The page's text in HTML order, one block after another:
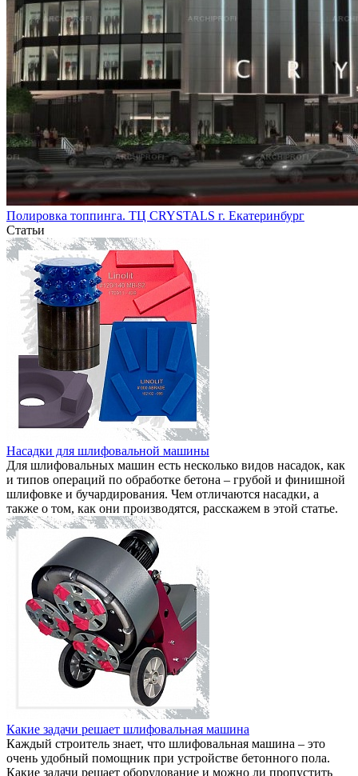
Полировка топпинга. ТЦ CRYSTALS г. Екатеринбург
Статьи
Насадки для шлифовальной машины
Для шлифовальных машин есть несколько видов насадок, как
и типов операций по обработке бетона – грубой и финишной
шлифовке и бучардирования. Чем отличаются насадки, а
также о том, как они производятся, расскажем в этой статье.
Какие задачи решает шлифовальная машина
Каждый строитель знает, что шлифовальная машина – это
очень удобный помощник при устройстве бетонного пола.
Какие задачи решает оборудование и можно ли пропустить